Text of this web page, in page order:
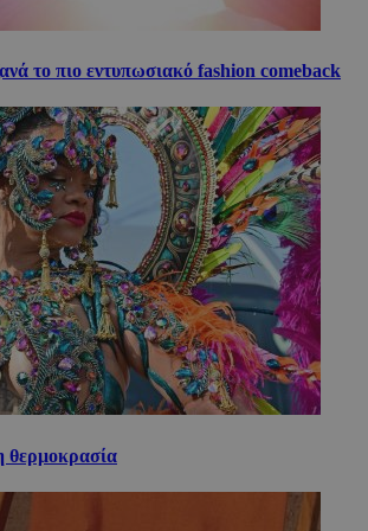
το πιο εντυπωσιακό fashion comeback
θερμοκρασία